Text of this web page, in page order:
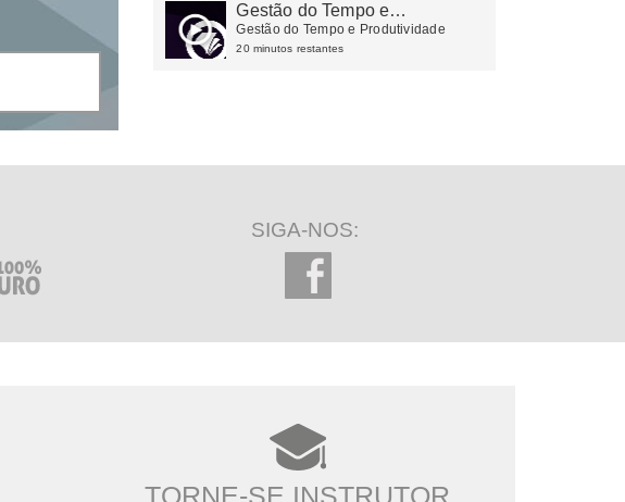
Gestão do Tempo e
Produtividade
Gestão do Tempo e Produtividade
20 minutos restantes
SIGA-NOS:
TORNE-SE INSTRUTOR